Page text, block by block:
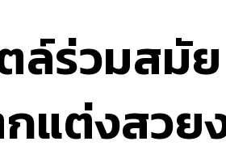
ล์ร่วมสมั
แต่งสวย